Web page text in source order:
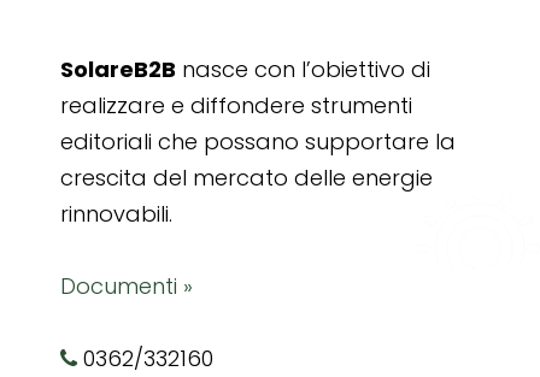
SolareB2B nasce con l’obiettivo di
realizzare e diffondere strumenti
editoriali che possano supportare la
crescita del mercato delle energie
rinnovabili.
Documenti »
0362/332160